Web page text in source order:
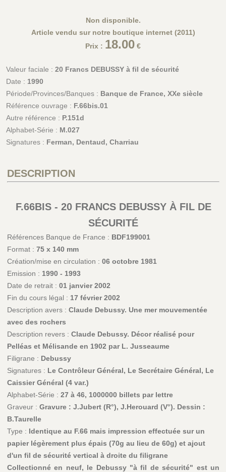
Non disponible.
Article vendu sur notre boutique internet (2011)
Prix : 18.00 €
Valeur faciale : 20 Francs DEBUSSY à fil de sécurité
Date : 1990
Période/Provinces/Banques : Banque de France, XXe siècle
Référence ouvrage : F.66bis.01
Autre référence : P.151d
Alphabet-Série : M.027
Signatures : Ferman, Dentaud, Charriau
DESCRIPTION
F.66BIS - 20 FRANCS DEBUSSY À FIL DE
SÉCURITÉ
Références Banque de France : BDF199001
Format : 75 x 140 mm
Création/mise en circulation : 06 octobre 1981
Emission : 1990 - 1993
Date de retrait : 01 janvier 2002
Fin du cours légal : 17 février 2002
Description avers : Claude Debussy. Une mer mouvementée
avec des rochers
Description revers : Claude Debussy. Décor réalisé pour
Pelléas et Mélisande en 1902 par L. Jusseaume
Filigrane : Debussy
Signatures : Le Contrôleur Général, Le Secrétaire Général, Le
Caissier Général (4 var.)
Alphabet-Série : 27 à 46, 1000000 billets par lettre
Graveur : Gravure : J.Jubert (R°), J.Herouard (V°). Dessin :
B.Taurelle
Type : Identique au F.66 mais impression effectuée sur un
papier légèrement plus épais (70g au lieu de 60g) et ajout
d'un fil de sécurité vertical à droite du filigrane
Collectionné en neuf, le Debussy "à fil de sécurité" est un